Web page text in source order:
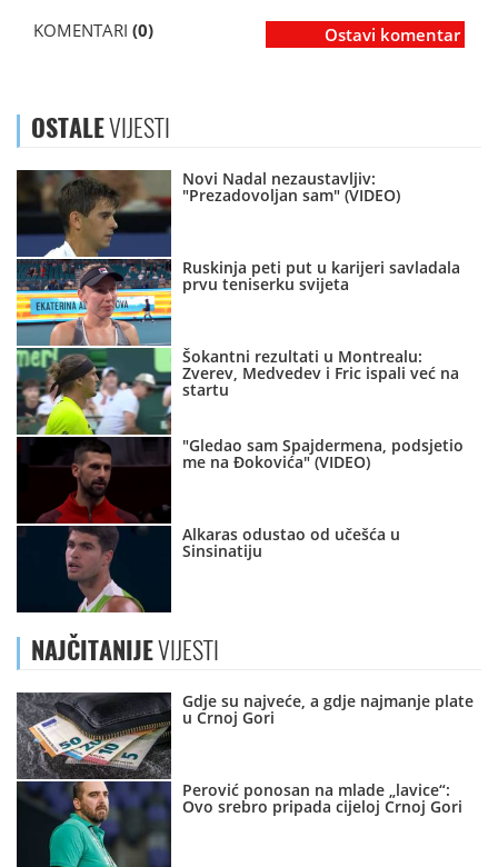
KOMENTARI (0) Ostavi komentar
OSTALEVIJESTI
Novi Nadal nezaustavljiv:
"Prezadovoljan sam" (VIDEO)
Ruskinja peti put u karijeri savladala
prvu teniserku svijeta
Šokantni rezultati u Montrealu:
Zverev, Medvedev i Fric ispali već na
startu
"Gledao sam Spajdermena, podsjetio
me na Đokovića" (VIDEO)
Alkaras odustao od učešća u
Sinsinatiju
NAJČITANIJEVIJESTI
Gdje su najveće, a gdje najmanje plate
u Crnoj Gori
Perović ponosan na mlade „lavice“:
Ovo srebro pripada cijeloj Crnoj Gori